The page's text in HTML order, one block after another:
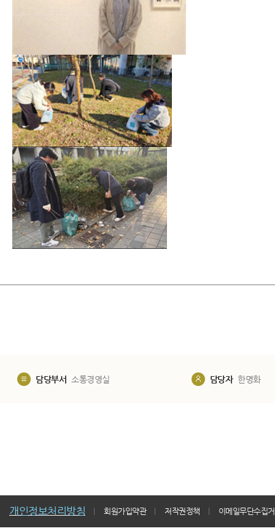
담당부서 소통경영실 담당자 한명화
개인정보처리방침 회원가입약관 저작권정책 이메일무단수집